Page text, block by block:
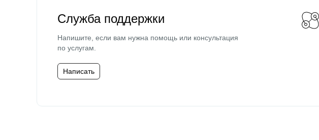
Служба поддержки
Напишите, если вам нужна помощь или консультация
по услугам.
Написать